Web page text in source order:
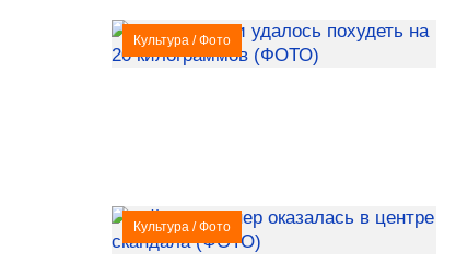
Культура /Фото
Культура /Фото